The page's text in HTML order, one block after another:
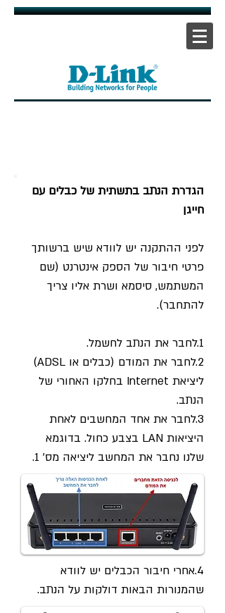
אתר ראשי
הגדרת הנתב בתשתית של כבלים עם
חייגן
לפני ההתקנה יש לוודא שיש ברשותך
פרטי חיבור של הספק אינטרנט (שם
המשתמש, סיסמא ושרת אליו צריך
להתחבר).
1.לחבר את הנתב לחשמל.
2.לחבר את המודם (כבלים או ADSL)
ליציאת Internet בחלקו האחורי של
הנתב.
3.לחבר את אחד המחשבים לאחת
היציאות LAN בצבע כחול. בדוגמא
שלנו נחבר את המחשב ליציאה מס' 1.
4.אחרי חיבור הכבלים יש לוודא
שהמנורות הבאות דולקות על הנתב.